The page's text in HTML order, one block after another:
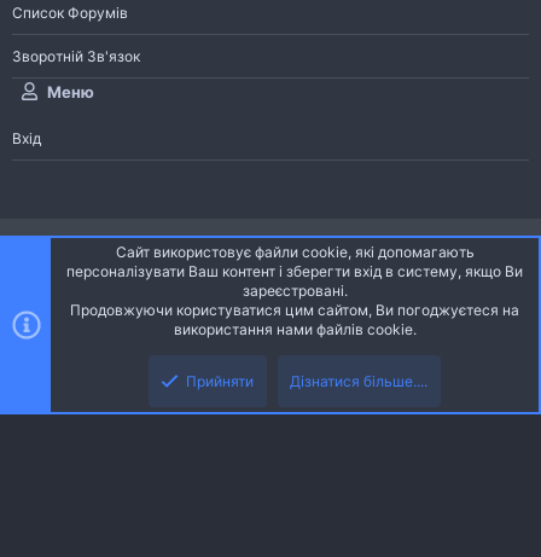
Список Форумів
Зворотній Зв'язок
Меню
Вхід
Ніч
Українська (UA)
S
Community platform by XenForo® © 2010-2026 XenForo Ltd.
Community platform by XenForo © 2010-2022 XenForo Ltd. | dev: Pages
Сайт використовує файли cookie, які допомагають
персоналізувати Ваш контент і зберегти вхід в систему, якщо Ви
зареєстровані.
Продовжуючи користуватися цим сайтом, Ви погоджуєтеся на
використання нами файлів cookie.
Прийняти Дізнатися більше....